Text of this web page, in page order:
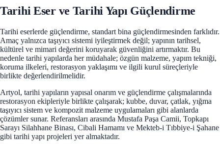
Tarihi Eser ve Tarihi Yapı Güçlendirme
Tarihi eserlerde güçlendirme, standart bina güçlendirmesinden farklıdır.
Amaç yalnızca taşıyıcı sistemi iyileştirmek değil; yapının tarihsel,
kültürel ve mimari değerini koruyarak güvenliğini artırmaktır. Bu
nedenle tarihi yapılarda her müdahale; özgün malzeme, yapım tekniği,
koruma ilkeleri, restorasyon yaklaşımı ve ilgili kurul süreçleriyle
birlikte değerlendirilmelidir.
Artyol, tarihi yapıların yapısal onarım ve güçlendirme çalışmalarında
restorasyon ekipleriyle birlikte çalışarak; kubbe, duvar, çatlak, yığma
taşıyıcı sistem ve kompozit malzeme uygulamaları gibi alanlarda
çözümler sunar. Referansları arasında Mustafa Paşa Camii, Topkapı
Sarayı Silahhane Binası, Cibali Hamamı ve Mekteb-i Tıbbiye-i Şahane
gibi tarihi yapı projeleri yer almaktadır.